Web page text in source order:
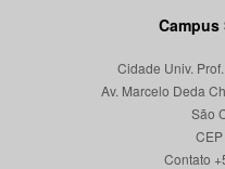
Campus
Cidade Univ.
Av. Marcelo Deda
São